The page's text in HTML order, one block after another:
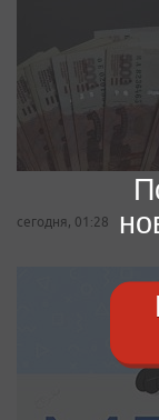
сегодня, 01:28